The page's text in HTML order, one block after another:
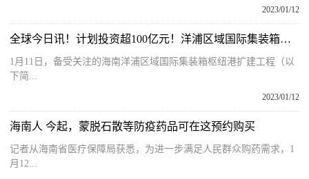
2023/01/12
全球今日讯！计划投资超100亿元！洋浦区域国际集装箱枢纽港扩建工程开工
1月11日，备受关注的海南洋浦区域国际集装箱枢纽港扩建工程（以
下简...
2023/01/12
海南人 今起，蒙脱石散等防疫药品可在这预约购买
记者从海南省医疗保障局获悉，为进一步满足人民群众购药需求，1
月12...